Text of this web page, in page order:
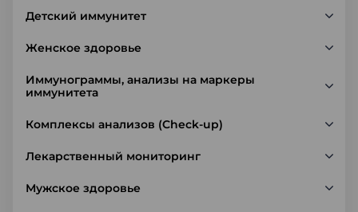
Детский иммунитет
Женское здоровье
Иммунограммы, анализы на маркеры
иммунитета
Комплексы анализов (Check-up)
Лекарственный мониторинг
Мужское здоровье